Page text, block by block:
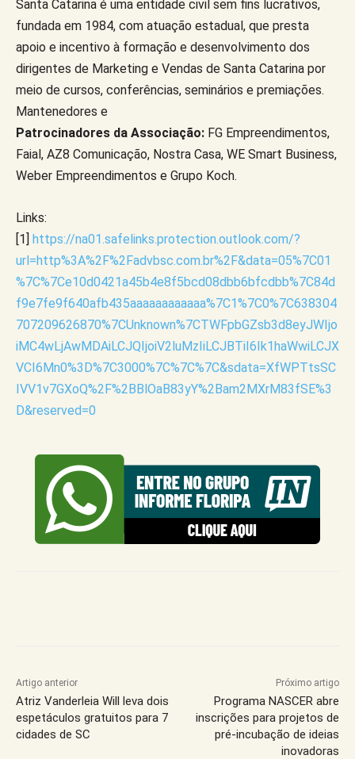
Santa Catarina é uma entidade civil sem fins lucrativos,
fundada em 1984, com atuação estadual, que presta
apoio e incentivo à formação e desenvolvimento dos
dirigentes de Marketing e Vendas de Santa Catarina por
meio de cursos, conferências, seminários e premiações.
Mantenedores e
Patrocinadores da Associação: FG Empreendimentos,
Faial, AZ8 Comunicação, Nostra Casa, WE Smart Business,
Weber Empreendimentos e Grupo Koch.
Links:
[1] https://na01.safelinks.protection.outlook.com/?
url=http%3A%2F%2Fadvbsc.com.br%2F&data=05%7C01
%7C%7Ce10d0421a45b4e8f5bcd08dbb6bfcdbb%7C84d
f9e7fe9f640afb435aaaaaaaaaaaa%7C1%7C0%7C638304
707209626870%7CUnknown%7CTWFpbGZsb3d8eyJWIjo
iMC4wLjAwMDAiLCJQIjoiV2luMzIiLCJBTiI6Ik1haWwiLCJX
VCI6Mn0%3D%7C3000%7C%7C%7C&sdata=XfWPTtsSC
IVV1v7GXoQ%2F%2BBlOaB83yY%2Bam2MXrM83fSE%3
D&reserved=0
Artigo anterior
Atriz Vanderleia Will leva dois
espetáculos gratuitos para 7
cidades de SC
Próximo artigo
Programa NASCER abre
inscrições para projetos de
pré-incubação de ideias
inovadoras